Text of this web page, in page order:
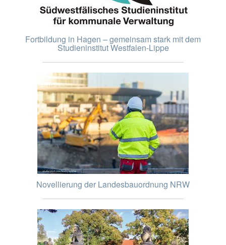
Fortbildung in Hagen – gemeinsam stark mit dem
Studieninstitut Westfalen-Lippe
Novellierung der Landesbauordnung NRW